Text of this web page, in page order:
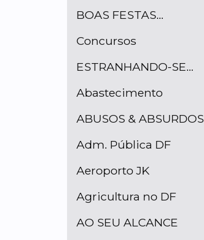
BOAS FESTAS...
Concursos
ESTRANHANDO-SE...
Abastecimento
ABUSOS & ABSURDOS
Adm. Pública DF
Aeroporto JK
Agricultura no DF
AO SEU ALCANCE